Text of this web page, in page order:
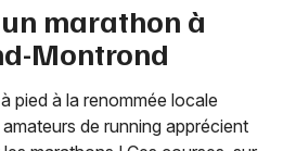
marathon à
Montrond
pied à la renommée locale
de running apprécient